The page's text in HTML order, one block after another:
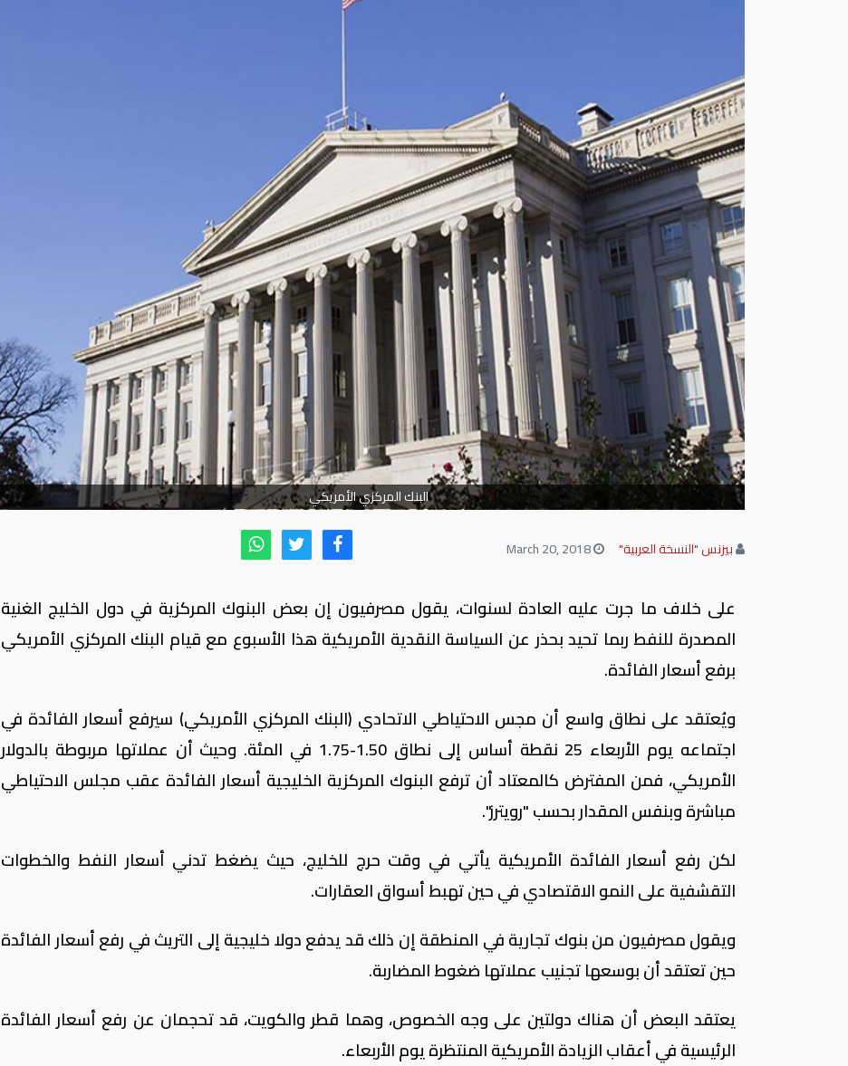
البنك المركزي الأمريكي
بيزنس "النسخة العربية"
على خلاف ما جرت عليه العادة لسنوات، يقول مصرفيون إن بعض البنوك المركزية في دول الخليج الغنية
المصدرة للنفط ربما تحيد بحذر عن السياسة النقدية الأمريكية هذا الأسبوع مع قيام البنك المركزي الأمريكي
برفع أسعار الفائدة.
ويُعتقد على نطاق واسع أن مجس الاحتياطي الاتحادي (البنك المركزي الأمريكي) سيرفع أسعار الفائدة في
اجتماعه يوم الأربعاء 25 نقطة أساس إلى نطاق 1.50-1.75 في المئة. وحيث أن عملاتها مربوطة بالدولار
الأمريكي، فمن المفترض كالمعتاد أن ترفع البنوك المركزية الخليجية أسعار الفائدة عقب مجلس الاحتياطي
مباشرة وبنفس المقدار بحسب "رويترز".
لكن رفع أسعار الفائدة الأمريكية يأتي في وقت حرج للخليج، حيث يضغط تدني أسعار النفط والخطوات
التقشفية على النمو الاقتصادي في حين تهبط أسواق العقارات.
ويقول مصرفيون من بنوك تجارية في المنطقة إن ذلك قد يدفع دولا خليجية إلى التريث في رفع أسعار الفائدة
حين تعتقد أن بوسعها تجنيب عملاتها ضغوط المضاربة.
يعتقد البعض أن هناك دولتين على وجه الخصوص، وهما قطر والكويت، قد تحجمان عن رفع أسعار الفائدة
الرئيسية في أعقاب الزيادة الأمريكية المنتظرة يوم الأربعاء.